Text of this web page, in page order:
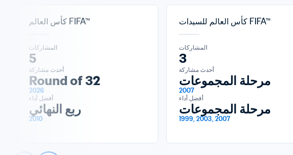
كأس العالم FIFA™
المشاركات
5
أحدث مشاركة
Round of 32
2026
أفضل أداء
ربع النهائي
2010
كأس العالم للسيدات FIFA™
المشاركات
3
أحدث مشاركة
مرحلة المجموعات
2007
أفضل أداء
مرحلة المجموعات
1999, 2003, 2007